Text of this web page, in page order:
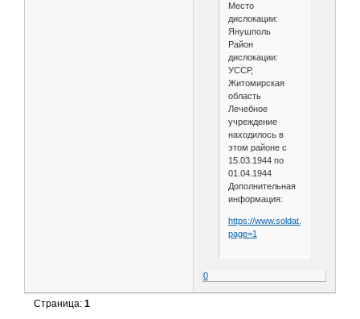
Место
дислокации:
Янушполь
Район
дислокации:
УССР,
Житомирская
область
Лечебное
учреждение
находилось в
этом районе с
15.03.1944 по
01.04.1944
Дополнительная
информация:
https://www.soldat.ru/
page=1
0
Страница:1